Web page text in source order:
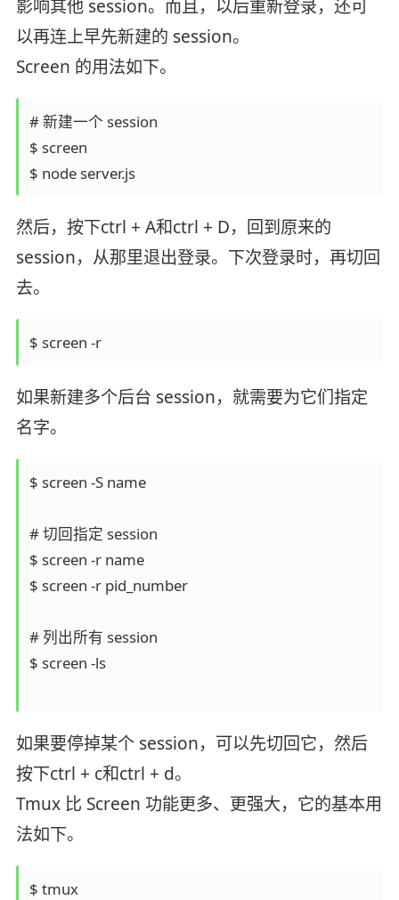
影响其他 session。而且，以后重新登录，还可
以再连上早先新建的 session。
Screen 的用法如下。
# 新建一个 session
$ screen
$ node server.js
然后，按下ctrl + A和ctrl + D，回到原来的
session，从那里退出登录。下次登录时，再切回
去。
$ screen -r
如果新建多个后台 session，就需要为它们指定
名字。
$ screen -S name
# 切回指定 session
$ screen -r name
$ screen -r pid_number
# 列出所有 session
$ screen -ls
如果要停掉某个 session，可以先切回它，然后
按下ctrl + c和ctrl + d。
Tmux 比 Screen 功能更多、更强大，它的基本用
法如下。
$ tmux